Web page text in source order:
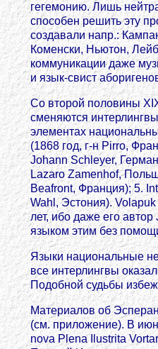
гегемонию. Лишь
способен решить эту
создавали напр.:
Коменски, Ньютон,
коммуникации даже
и язык-свист
Со второй половины
сменяются
элементах
(1868 год, г-н Pirro,
Johann Schleyer,
Lazaro Zamenhof,
Beafront, Франция); 5.
Wahl, Эстония).
лет, ибо даже его
языком этим без
Языки национальные
все интерлингвы
Подобной судьбы
Материалов об
(см. приложение). В
nova Plena Ilustrita